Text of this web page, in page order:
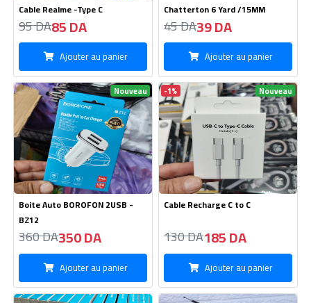
Speaker Wireles N63
1450 DA1400 DA
Ajouter au panier
FM Radio with Memory and USB
slot (Golon RX - 33UAR)
2900 DA 2780 DA
Ajouter au panier